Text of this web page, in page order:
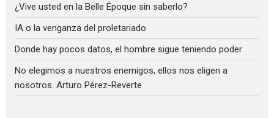
¿Vive usted en la Belle Époque sin saberlo?
IA o la venganza del proletariado
Donde hay pocos datos, el hombre sigue teniendo poder
No elegimos a nuestros enemigos, ellos nos eligen a
nosotros. Arturo Pérez-Reverte